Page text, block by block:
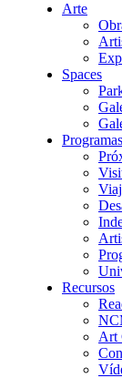
Arte
Spaces
Programas
Recursos
Art